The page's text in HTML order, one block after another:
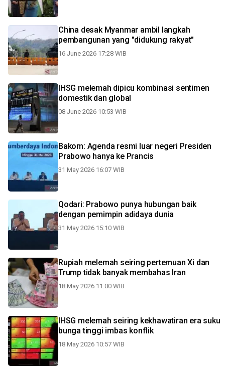
China desak Myanmar ambil langkah
pembangunan yang "didukung rakyat"
16 June 2026 17:28 WIB
IHSG melemah dipicu kombinasi sentimen
domestik dan global
08 June 2026 10:53 WIB
Bakom: Agenda resmi luar negeri Presiden
Prabowo hanya ke Prancis
31 May 2026 16:07 WIB
Qodari: Prabowo punya hubungan baik
dengan pemimpin adidaya dunia
31 May 2026 15:10 WIB
Rupiah melemah seiring pertemuan Xi dan
Trump tidak banyak membahas Iran
18 May 2026 11:00 WIB
IHSG melemah seiring kekhawatiran era suku
bunga tinggi imbas konflik
18 May 2026 10:57 WIB